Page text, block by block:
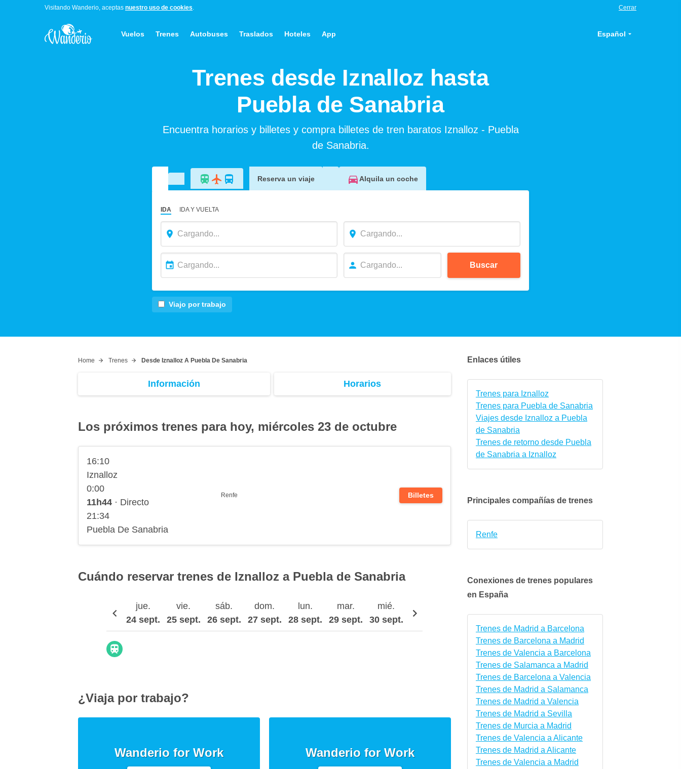
Visitando Wanderio, aceptas nuestro uso de cookies. Cerrar
Vuelos Trenes Autobuses Traslados Hoteles App Español
Trenes desde Iznalloz hasta
Puebla de Sanabria
Encuentra horarios y billetes y compra billetes de tren baratos Iznalloz - Puebla
de Sanabria.
Reserva un viaje Alquila un coche
IDA IDA Y VUELTA
Buscar
Viajo por trabajo
Home Trenes Desde Iznalloz A Puebla De Sanabria
Información Horarios
Los próximos trenes para hoy, miércoles 23 de octubre
16:10
Iznalloz
0:00
11h44 · Directo
21:34
Puebla De Sanabria
Renfe Billetes
Cuándo reservar trenes de Iznalloz a Puebla de Sanabria
jue.
24 sept.
vie.
25 sept.
sáb.
26 sept.
dom.
27 sept.
lun.
28 sept.
mar.
29 sept.
mié.
30 sept.
¿Viaja por trabajo?
Wanderio for Work Wanderio for Work
Enlaces útiles
Trenes para Iznalloz
Trenes para Puebla de Sanabria
Viajes desde Iznalloz a Puebla
de Sanabria
Trenes de retorno desde Puebla
de Sanabria a Iznalloz
Principales compañías de trenes
Renfe
Conexiones de trenes populares
en España
Trenes de Madrid a Barcelona
Trenes de Barcelona a Madrid
Trenes de Valencia a Barcelona
Trenes de Salamanca a Madrid
Trenes de Barcelona a Valencia
Trenes de Madrid a Salamanca
Trenes de Madrid a Valencia
Trenes de Madrid a Sevilla
Trenes de Murcia a Madrid
Trenes de Valencia a Alicante
Trenes de Madrid a Alicante
Trenes de Valencia a Madrid